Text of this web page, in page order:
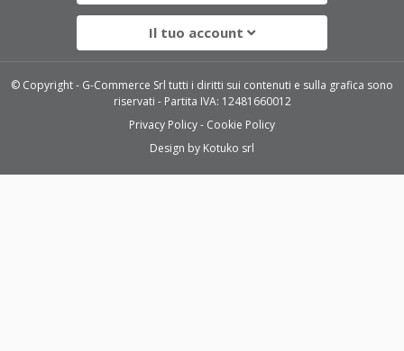
Il tuo account
© Copyright - G-Commerce Srl tutti i diritti sui contenuti e sulla grafica sono
riservati - Partita IVA: 12481660012
Privacy Policy
Cookie Policy
Design by Kotuko srl